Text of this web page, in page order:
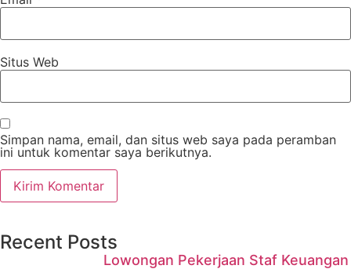
Situs Web
Simpan nama, email, dan situs web saya pada peramban
ini untuk komentar saya berikutnya.
Recent Posts
Lowongan Pekerjaan Staf Keuangan